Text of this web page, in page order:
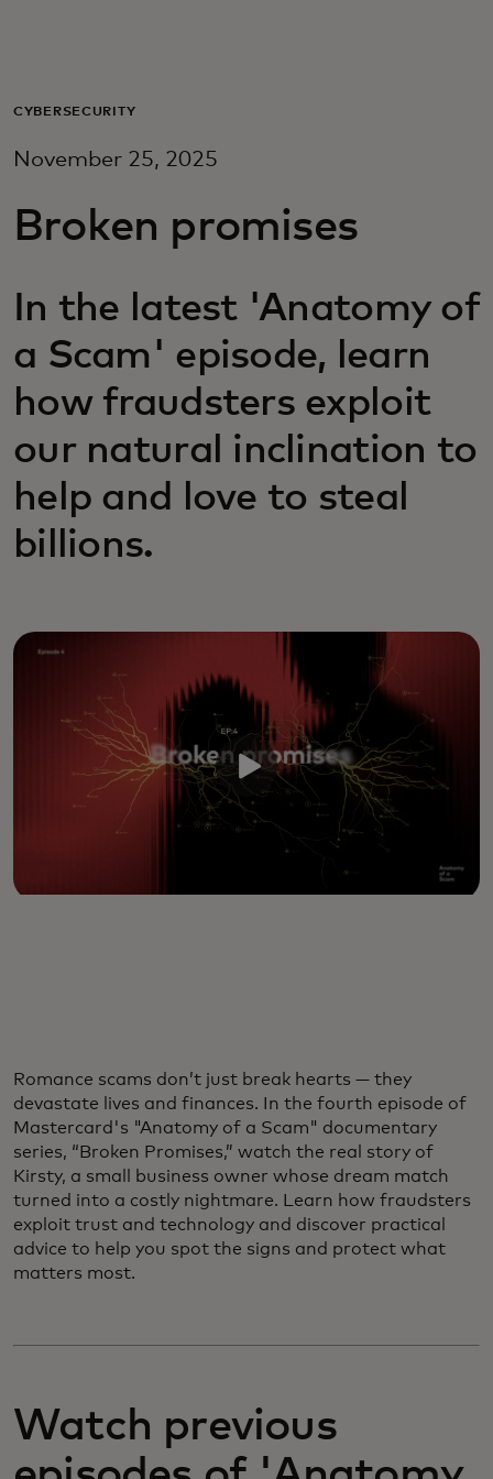
Za poslovanje
Za inovatore
CYBERSECURITY
November 25, 2025
Broken promises
In the latest 'Anatomy of
a Scam' episode, learn
how fraudsters exploit
our natural inclination to
help and love to steal
billions.
Romance scams don’t just break hearts — they
devastate lives and finances. In the fourth episode of
Mastercard's "Anatomy of a Scam" documentary
series, “Broken Promises,” watch the real story of
Kirsty, a small business owner whose dream match
turned into a costly nightmare. Learn how fraudsters
exploit trust and technology and discover practical
advice to help you spot the signs and protect what
matters most.
Watch previous